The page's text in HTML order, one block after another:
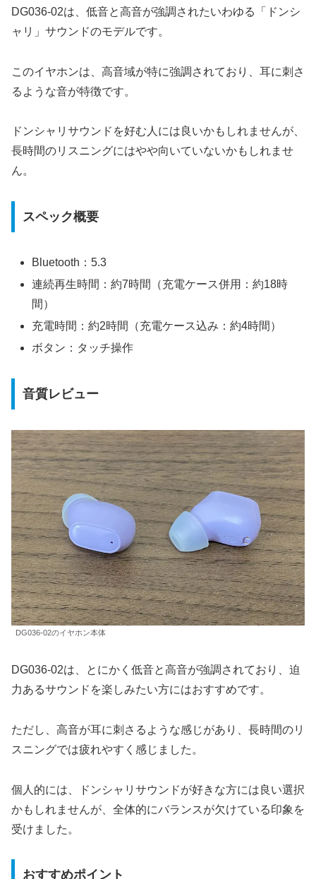
DG036-02は、低音と高音が強調されたいわゆる「ドンシ
ャリ」サウンドのモデルです。
このイヤホンは、高音域が特に強調されており、耳に刺さ
るような音が特徴です。
ドンシャリサウンドを好む人には良いかもしれませんが、
長時間のリスニングにはやや向いていないかもしれませ
ん。
スペック概要
Bluetooth：5.3
連続再生時間：約7時間（充電ケース併用：約18時
間）
充電時間：約2時間（充電ケース込み：約4時間）
ボタン：タッチ操作
音質レビュー
DG036-02のイヤホン本体
DG036-02は、とにかく低音と高音が強調されており、迫
力あるサウンドを楽しみたい方にはおすすめです。
ただし、高音が耳に刺さるような感じがあり、長時間のリ
スニングでは疲れやすく感じました。
個人的には、ドンシャリサウンドが好きな方には良い選択
かもしれませんが、全体的にバランスが欠けている印象を
受けました。
おすすめポイント